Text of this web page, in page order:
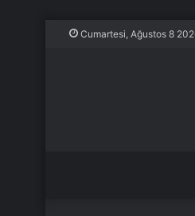
Cumartesi, Ağustos 8